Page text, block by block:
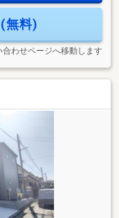
無料)
合わせページへ移動します